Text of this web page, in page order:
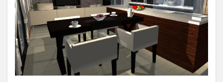
ルー
触感
や
色、
柄を
3.3